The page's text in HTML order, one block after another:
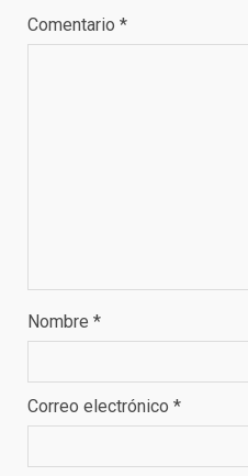
Comentario *
Nombre *
Correo electrónico *